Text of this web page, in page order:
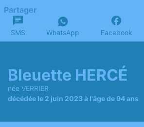
Partager
SMS WhatsApp Facebook
Bleuette HERCÉ
née VERRIER
décédée le 2 juin 2023 à l'âge de 94 ans